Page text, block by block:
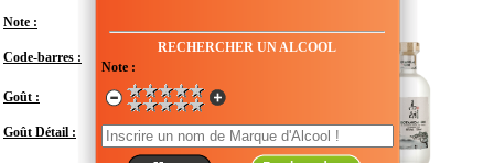
RECHERCHER UN ALCOOL
Note :
Note :
Code-barres : 6973347841374
Goût : Modéré
Goût Détail :